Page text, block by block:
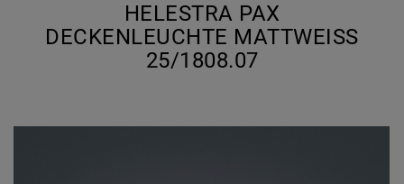
HELESTRA PAX
DECKENLEUCHTE MATTWEISS 2
5/1808.07